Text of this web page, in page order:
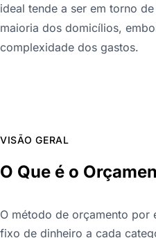
ideal tende a ser em torno
maioria dos domicílios,
complexidade dos gastos.
VISÃO GERAL
O Que é o
O método de orçamento por
fixo de dinheiro a cada